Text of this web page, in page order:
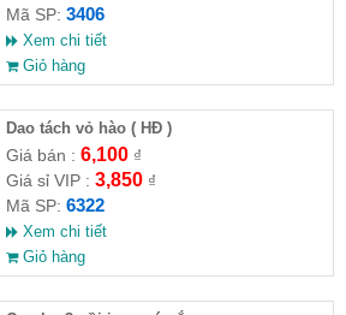
Mã SP: 3406
Xem chi tiết
Giỏ hàng
Dao tách vỏ hào ( HĐ )
Giá bán : 6,100₫
Giá sỉ VIP : 3,850₫
Mã SP: 6322
Xem chi tiết
Giỏ hàng